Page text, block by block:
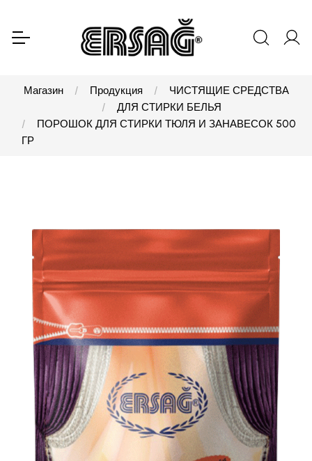
Магазин Продукция
ЧИСТЯЩИЕ СРЕДСТВА
ДЛЯ СТИРКИ БЕЛЬЯ
ПОРОШОК ДЛЯ СТИРКИ ТЮЛЯ И ЗАНАВЕСОК 500
ГР